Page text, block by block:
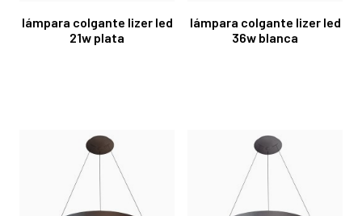
lámpara colgante lizer led
21w plata
lámpara colgante lizer led
36w blanca